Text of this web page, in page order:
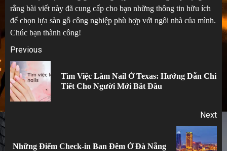
rằng bài viết này đã cung cấp cho bạn những thông tin hữu ích
để chọn lựa sàn gỗ công nghiệp phù hợp với ngôi nhà của mình.
Chúc bạn thành công!
Post
navigation
Previous
Tìm Việc Làm Nail Ở Texas: Hướng Dẫn Chi
Tiết Cho Người Mới Bắt Đầu
Next
Next
Những Điểm Check-in Ban Đêm Ở Đà Nẵng